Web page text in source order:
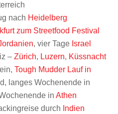
nach Heidelberg
zum Streetfood Festival
, vier Tage Israel
– Zürich, Luzern, Küssnacht
Tough Mudder Lauf in
langes Wochenende in
in Athen
durch Indien